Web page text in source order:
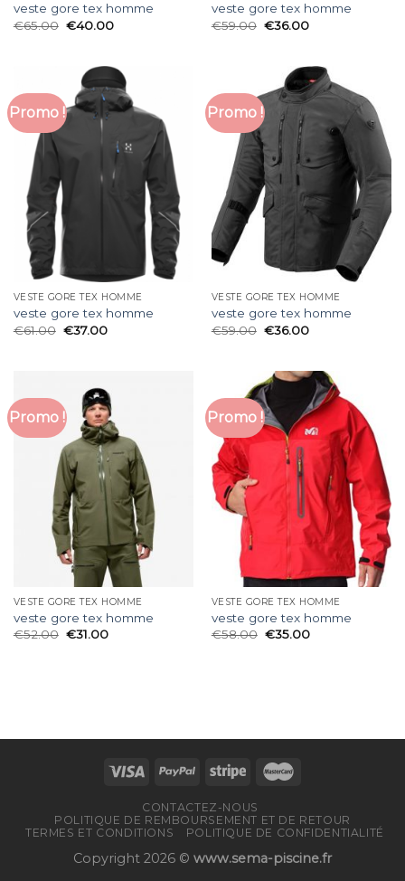
veste gore tex homme
€65.00 €40.00
veste gore tex homme
€59.00 €36.00
Promo !
VESTE GORE TEX HOMME
veste gore tex homme
€61.00 €37.00
Promo !
VESTE GORE TEX HOMME
veste gore tex homme
€59.00 €36.00
Promo !
VESTE GORE TEX HOMME
veste gore tex homme
€52.00 €31.00
Promo !
VESTE GORE TEX HOMME
veste gore tex homme
€58.00 €35.00
CONTACTEZ-NOUS
POLITIQUE DE REMBOURSEMENT ET DE RETOUR
TERMES ET CONDITIONS
POLITIQUE DE CONFIDENTIALITÉ
Copyright 2026 © www.sema-piscine.fr